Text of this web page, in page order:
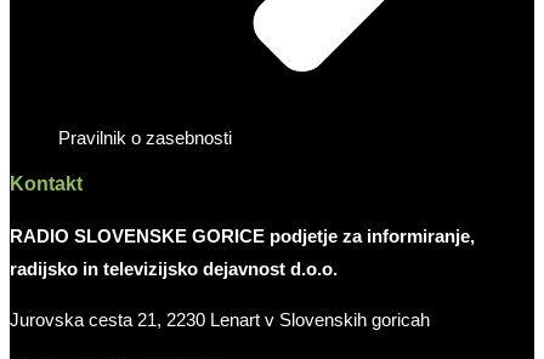
Pravilnik o zasebnosti
Kontakt
RADIO SLOVENSKE GORICE podjetje za informiranje,
radijsko in televizijsko dejavnost d.o.o.
Jurovska cesta 21, 2230 Lenart v Slovenskih goricah